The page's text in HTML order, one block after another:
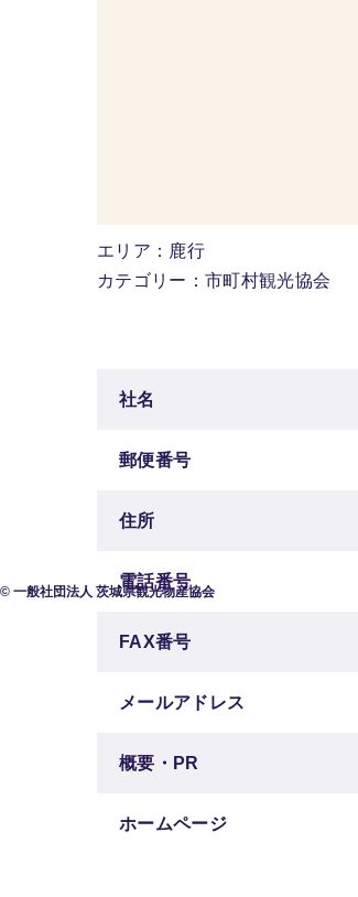
エリア：鹿行
カテゴリー：市町村観光協会
社名
郵便番号
住所
電話番号
FAX番号
メールアドレス
概要・PR
ホームページ
© 一般社団法人 茨城県観光物産協会